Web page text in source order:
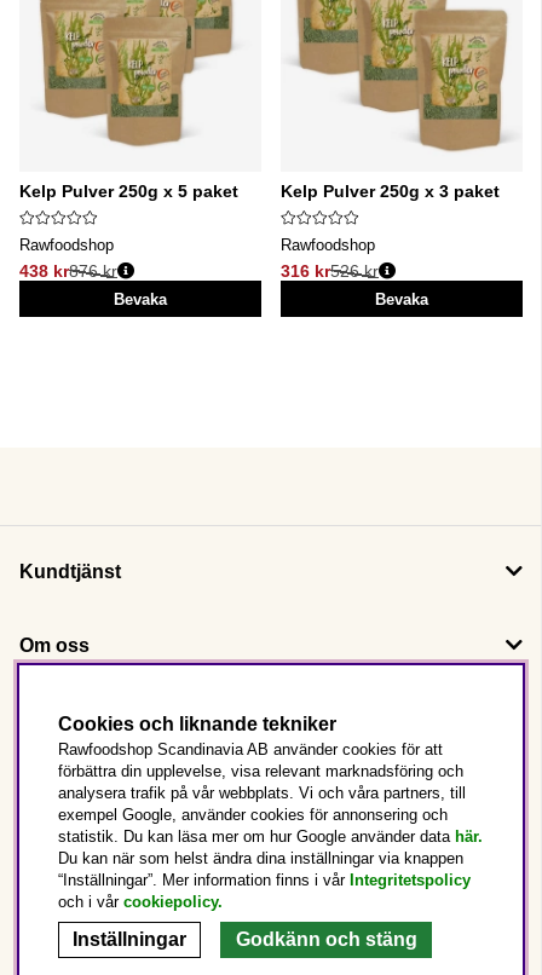
Kelp Pulver 250g x 5 paket
Rawfoodshop
438 kr
Ordinarie pris:
876 kr
Bevaka
Kelp Pulver 250g x 3 paket
Rawfoodshop
316 kr
Ordinarie pris:
526 kr
Bevaka
Kundtjänst
Om oss
Följ oss
Det här är Rawfoodshop
Sverige
Cookies och liknande tekniker
Rawfoodshop Scandinavia AB använder cookies för att
förbättra din upplevelse, visa relevant marknadsföring och
analysera trafik på vår webbplats. Vi och våra partners, till
exempel Google, använder cookies för annonsering och
statistik. Du kan läsa mer om hur Google använder data här.
Du kan när som helst ändra dina inställningar via knappen
“Inställningar”. Mer information finns i vår Integritetspolicy
och i vår cookiepolicy.
Inställningar Godkänn och stäng